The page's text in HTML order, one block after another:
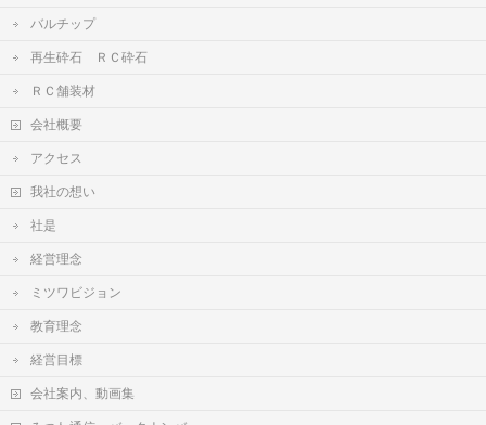
バルチップ
再生砕石 ＲＣ砕石
ＲＣ舗装材
会社概要
アクセス
我社の想い
社是
経営理念
ミツワビジョン
教育理念
経営目標
会社案内、動画集